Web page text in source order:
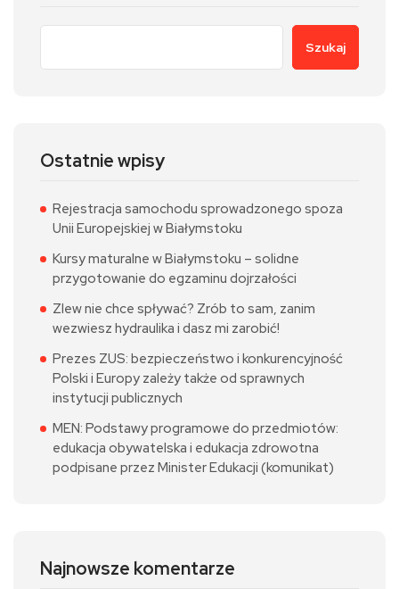
Szukaj
Ostatnie wpisy
Rejestracja samochodu sprowadzonego spoza
Unii Europejskiej w Białymstoku
Kursy maturalne w Białymstoku – solidne
przygotowanie do egzaminu dojrzałości
Zlew nie chce spływać? Zrób to sam, zanim
wezwiesz hydraulika i dasz mi zarobić!
Prezes ZUS: bezpieczeństwo i konkurencyjność
Polski i Europy zależy także od sprawnych
instytucji publicznych
MEN: Podstawy programowe do przedmiotów:
edukacja obywatelska i edukacja zdrowotna
podpisane przez Minister Edukacji (komunikat)
Najnowsze komentarze